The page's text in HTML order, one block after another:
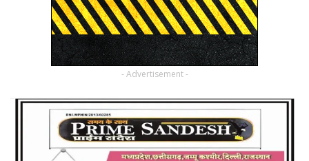
- Advertisement -